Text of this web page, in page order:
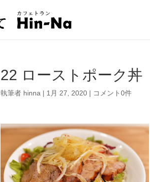
22 ローストポーク丼
執筆者 hinna | 1月 27, 2020 | コメント0件